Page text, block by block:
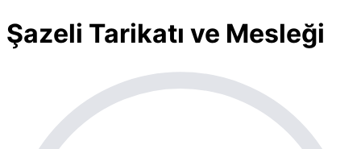
Şazeli Tarikatı ve Mesleği